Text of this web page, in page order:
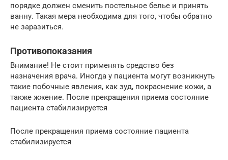
порядке должен сменить постельное белье и принять
ванну. Такая мера необходима для того, чтобы обратно
не заразиться.
Противопоказания
Внимание! Не стоит применять средство без
назначения врача. Иногда у пациента могут возникнуть
такие побочные явления, как зуд, покраснение кожи, а
также жжение. После прекращения приема состояние
пациента стабилизируется
После прекращения приема состояние пациента
стабилизируется